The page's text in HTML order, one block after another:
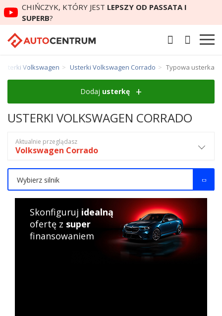
CHIŃCZYK, KTÓRY JEST LEPSZY OD PASSATA I
SUPERB?
Usterki Volkswagen Usterki Volkswagen Corrado Typowa usterka
Dodaj usterkę
USTERKI VOLKSWAGEN CORRADO
Aktualnie przeglądasz
Volkswagen Corrado
Wybierz silnik
Skonfiguruj idealną
ofertę z super
finansowaniem